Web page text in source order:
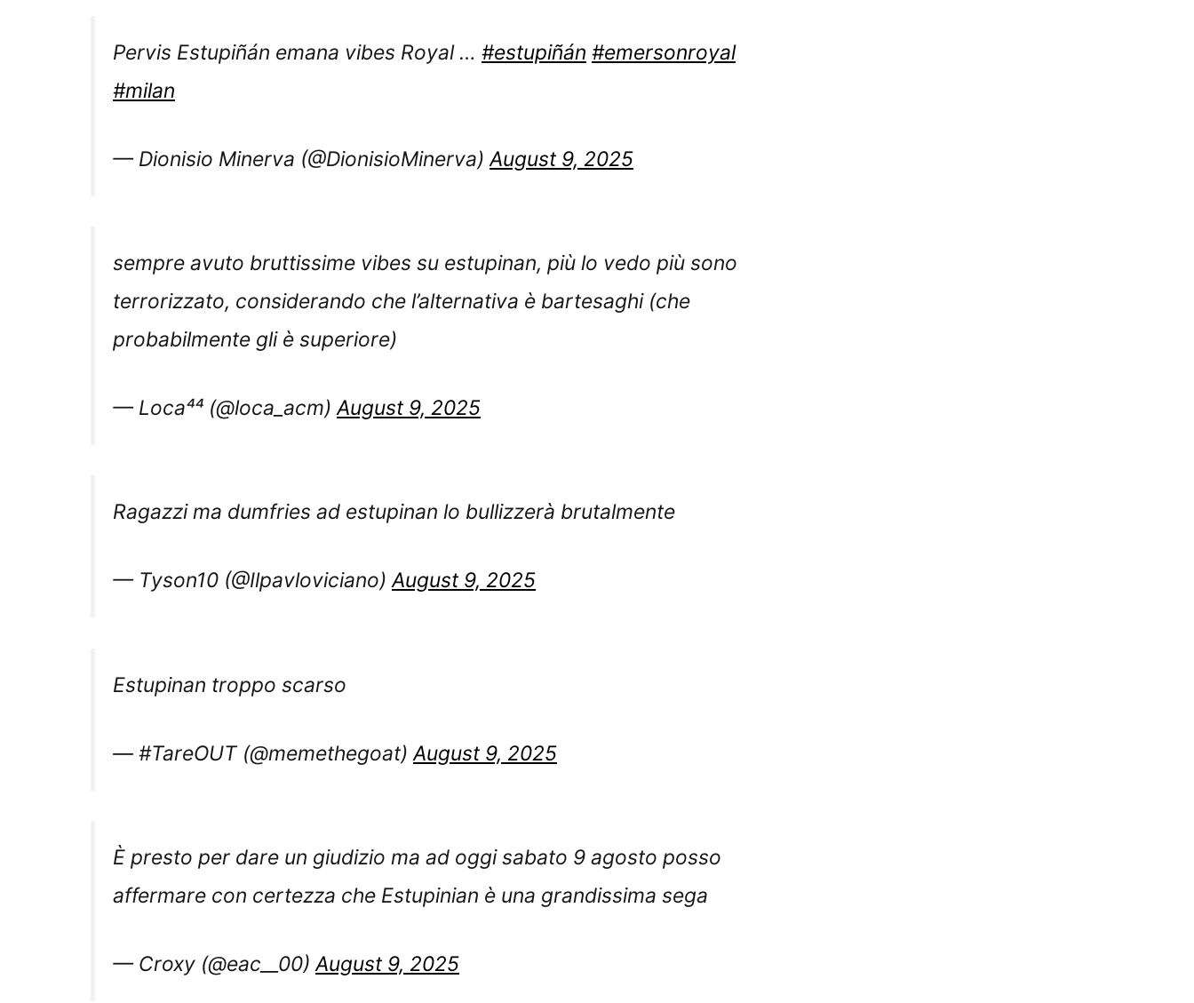
Pervis Estupiñán emana vibes Royal … #estupiñán #emersonroyal
#milan
— Dionisio Minerva (@DionisioMinerva)August 9, 2025
sempre avuto bruttissime vibes su estupinan, più lo vedo più sono
terrorizzato, considerando che l’alternativa è bartesaghi (che
probabilmente gli è superiore)
— Loca⁴⁴ (@loca_acm)August 9, 2025
Ragazzi ma dumfries ad estupinan lo bullizzerà brutalmente
— Tyson10 (@Ilpavloviciano)August 9, 2025
Estupinan troppo scarso
— #TareOUT (@memethegoat)August 9, 2025
È presto per dare un giudizio ma ad oggi sabato 9 agosto posso
affermare con certezza che Estupinian è una grandissima sega
— Croxy (@eac__00)August 9, 2025